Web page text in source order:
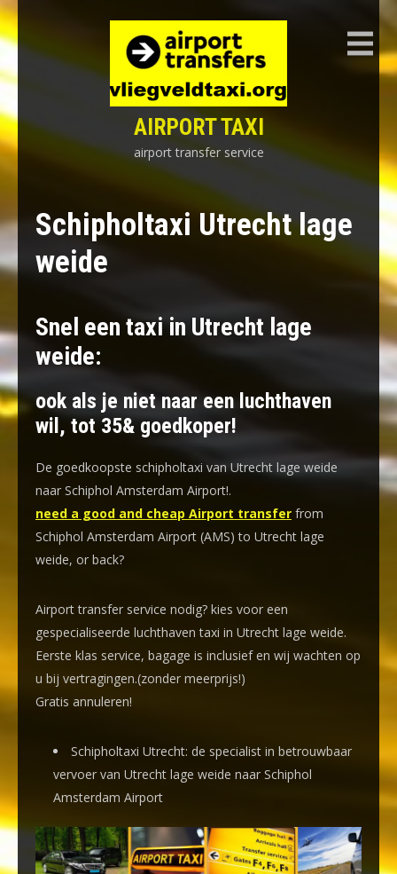
Skip
to
content
AIRPORT TAXI
airport transfer service
Schipholtaxi Utrecht lage
weide
Snel een taxi in Utrecht lage
weide:
ook als je niet naar een luchthaven
wil, tot 35& goedkoper!
De goedkoopste schipholtaxi van Utrecht lage weide
naar Schiphol Amsterdam Airport!.
need a good and cheap Airport transfer from
Schiphol Amsterdam Airport (AMS) to Utrecht lage
weide, or back?
Airport transfer service nodig? kies voor een
gespecialiseerde luchthaven taxi in Utrecht lage weide.
Eerste klas service, bagage is inclusief en wij wachten op
u bij vertragingen.(zonder meerprijs!)
Gratis annuleren!
Schipholtaxi Utrecht: de specialist in betrouwbaar
vervoer van Utrecht lage weide naar Schiphol
Amsterdam Airport